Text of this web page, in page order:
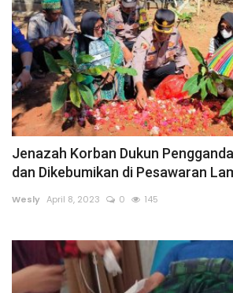
Jenazah Korban Dukun
dan Dikebumikan di Pesawaran
Wesly April 8, 2023 0 145